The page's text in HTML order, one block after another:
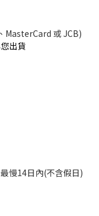
MasterCard 或 JCB)
出貨
慢14日內(不含假日)